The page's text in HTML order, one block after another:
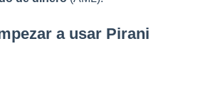
a usar Pirani